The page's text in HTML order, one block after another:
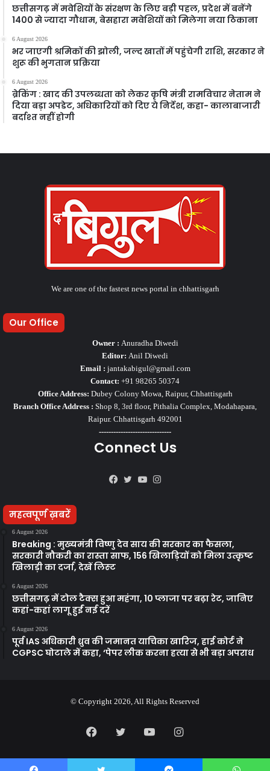
छत्तीसगढ़ में मवेशियों के संरक्षण के लिए बड़ी पहल, प्रदेश में बनेंगे
1400 से ज्यादा गौधाम, बेसहारा मवेशियों को मिलेगा नया ठिकाना
6 August 2026
भर जाएगी श्रमिकों की झोली, जल्द खातों में पहुंचेगी राशि, सरकार ने
शुरू की भुगतान प्रक्रिया
6 August 2026
ब्रेकिंग : खाद की उपलब्धता को लेकर कृषि मंत्री रामविचार नेताम ने
दिया बड़ा अपडेट, अधिकारियों को दिए ये निर्देश, कहा- कालाबाजारी
बर्दाश्त नहीं होगी
We are one of the fastest news portal in chhattisgarh
Our Office
Owner : Anuradha Diwedi
Editor: Anil Diwedi
Email : jantakabigul@gmail.com
Contact: +91 98265 50374
Office Address: Dubey Colony Mowa, Raipur, Chhattisgarh
Branch Office Address : Shop 8, 3rd floor, Pithalia Complex, Modahapara,
Raipur. Chhattisgarh 492001
------------------------------
Connect Us
Facebook
TwitterYouTube
महत्वपूर्ण ख़बरें
6 August 2026
Breaking : मुख्यमंत्री विष्णु देव साय की सरकार का फैसला,
सरकारी नौकरी का रास्ता साफ, 156 खिलाड़ियों को मिला उत्कृष्ट
खिलाड़ी का दर्जा, देखें लिस्‍ट
6 August 2026
छत्तीसगढ़ में टोल टैक्स हुआ महंगा, 10 प्लाजा पर बढ़ा रेट, जानिए
कहां-कहां लागू हुईं नई दरें
6 August 2026
पूर्व IAS अधिकारी ध्रुव की जमानत याचिका खारिज, हाई कोर्ट ने
CGPSC घोटाले में कहा, ‘पेपर लीक करना हत्या से भी बड़ा अपराध
© Copyright 2026, All Rights Reserved
FacebookTwitterYouTubeInstagram